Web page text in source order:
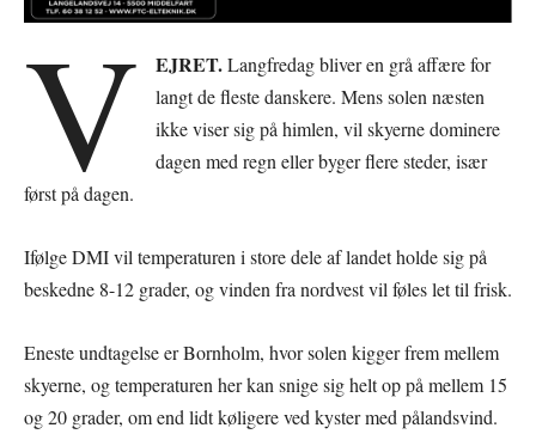
V EJRET.Langfredag bliver en grå affære for
langt de fleste danskere. Mens solen næsten
ikke viser sig på himlen, vil skyerne dominere
dagen med regn eller byger flere steder, især
først på dagen.
Ifølge DMI vil temperaturen i store dele af landet holde sig på
beskedne 8-12 grader, og vinden fra nordvest vil føles let til frisk.
Eneste undtagelse er Bornholm, hvor solen kigger frem mellem
skyerne, og temperaturen her kan snige sig helt op på mellem 15
og 20 grader, om end lidt køligere ved kyster med pålandsvind.